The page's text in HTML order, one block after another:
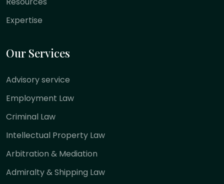
Expertise
Our Services
Advisory service
Employment Law
Criminal Law
Intellectual Property Law
Arbitration & Mediation
Admiralty & Shipping Law